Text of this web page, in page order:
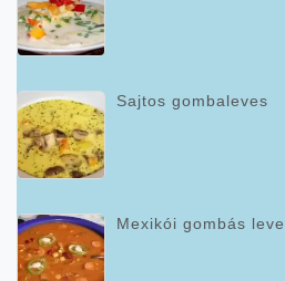
Sajtos gombaleves
Mexikói gombás